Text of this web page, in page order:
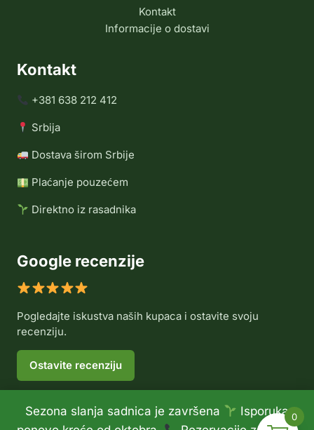
Sezona slanja sadnica je završena
Isporuka
Kontakt
Informacije o dostavi
Kontakt
+381 638 212 412
Srbija
Dostava širom Srbije
Plaćanje pouzećem
Direktno iz rasadnika
Google recenzije
Pogledajte iskustva naših kupaca i ostavite svoju
recenziju.
Ostavite recenziju
0